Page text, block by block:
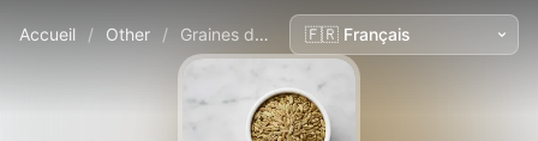
Accueil / Other / Graines de fenouil